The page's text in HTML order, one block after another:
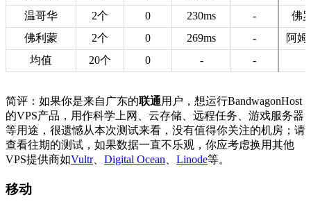
温哥华
2个 0 230ms -
佛
佛利蒙
2个 0 269ms -
阿
均值
20个 0 - -
简评：如果你是来自广东的联通用户，想运行BandwagonHost
的VPS产品，用作科学上网、云存储、远程任务、游戏服务器
等用途，很遗憾从本次测试来看，没有值得你关注的机房；请
查看往期的测试，如果数据一直不乐观，你应考虑换用其他
VPS提供商如Vultr、 Digital Ocean Linode等。
移动